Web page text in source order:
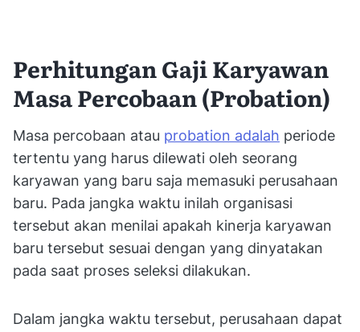
Perhitungan Gaji Karyawan
Masa Percobaan (Probation)
Masa percobaan atau probation adalah periode
tertentu yang harus dilewati oleh seorang
karyawan yang baru saja memasuki perusahaan
baru. Pada jangka waktu inilah organisasi
tersebut akan menilai apakah kinerja karyawan
baru tersebut sesuai dengan yang dinyatakan
pada saat proses seleksi dilakukan.
Dalam jangka waktu tersebut, perusahaan dapat